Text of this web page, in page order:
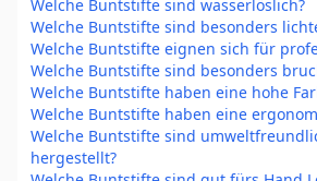
Welche Buntstifte sind wasserlöslich?
Welche Buntstifte sind besonders
Welche Buntstifte eignen sich für
Welche Buntstifte sind besonders
Welche Buntstifte haben eine hohe
Welche Buntstifte haben eine
Welche Buntstifte sind
hergestellt?